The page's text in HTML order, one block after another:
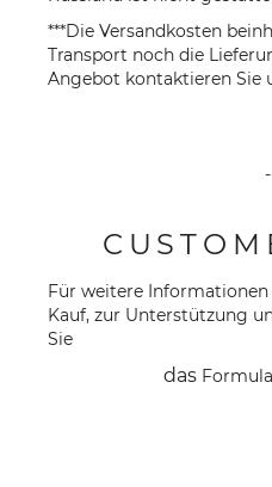
***Die Versandkosten
Transport noch die
Angebot kontaktieren Sie
-
Für weitere
Kauf, zur Unterstützung
Sie
das